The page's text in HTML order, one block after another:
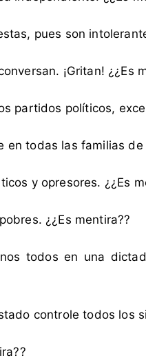
pues son
¡Gritan! ¿¿Es
partidos políticos,
en todas las familias
y opresores. ¿¿Es
¿¿Es mentira??
todos en una
controle todos los